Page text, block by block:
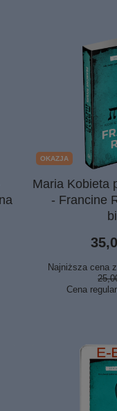
OKAZJA
Maria Kobieta
- Francine
Najniższa cena
Cena